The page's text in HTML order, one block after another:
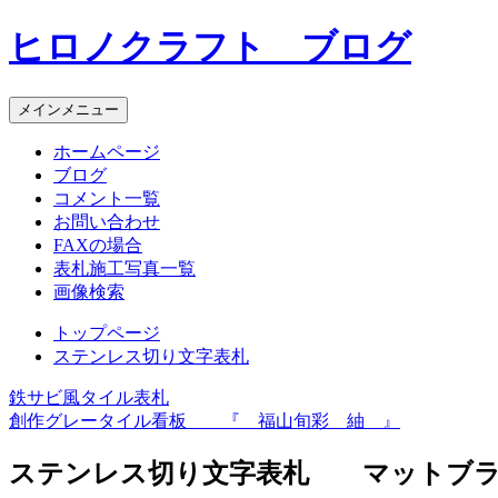
コ
ン
ン
ツ
ヒロノクラフト ブログ
メインメニュー
ホームページ
ブログ
コメント一覧
お問い合わせ
FAXの場合
表札施工写真一覧
画像検索
トップページ
ステンレス切り文字表札
投
稿
ナ
鉄サビ風タイル表札
創作グレータイル看板 『 福山旬彩 紬 』
ステンレス切り文字表札 マットブ